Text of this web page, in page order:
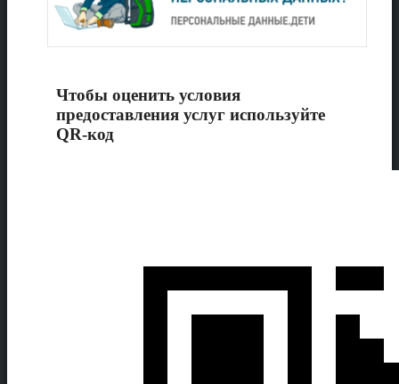
Чтобы оценить условия
предоставления услуг используйте
QR-код